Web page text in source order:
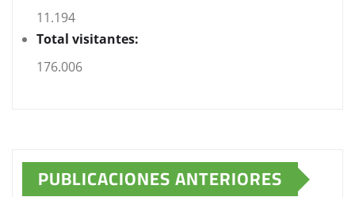
11.194
Total visitantes:
176.006
PUBLICACIONES ANTERIORES